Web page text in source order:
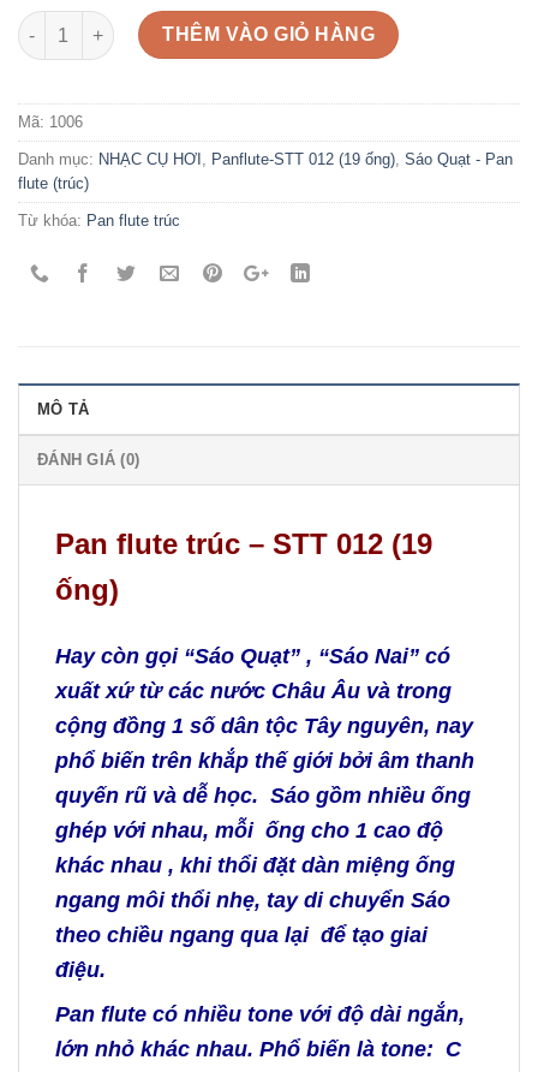
Số lượng
THÊM VÀO GIỎ HÀNG
Mã: 1006
Danh mục: NHẠC CỤ HƠI , Panflute-STT 012 (19 ống), Sáo Quạt - Pan
flute (trúc)
Từ khóa: Pan flute trúc
MÔ TẢ
ĐÁNH GIÁ (0)
Pan flute trúc – STT 012 (19
ống)
Hay còn gọi “Sáo Quạt” , “Sáo Nai” có
xuất xứ từ các nước Châu Âu và trong
cộng đồng 1 số dân tộc Tây nguyên, nay
phổ biến trên khắp thế giới bởi âm thanh
quyến rũ và dễ học. Sáo gồm nhiều ống
ghép với nhau, mỗi ống cho 1 cao độ
khác nhau , khi thổi đặt dàn miệng ống
ngang môi thổi nhẹ, tay di chuyển Sáo
theo chiều ngang qua lại để tạo giai
điệu.
Pan flute có nhiều tone với độ dài ngắn,
lớn nhỏ khác nhau. Phổ biến là tone: C